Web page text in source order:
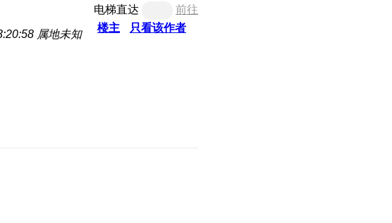
电梯直达
前往
楼主
只看该作者
属地未知